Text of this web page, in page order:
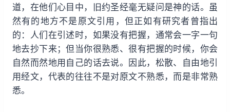
道，在他们心目中，旧约圣经毫无疑问是神的话。虽
然有的地方不是原文引用，但正如有研究者曾指出
的：人们在引述时，如果没有把握，通常会一字一句
地去抄下来；但当你很熟悉、很有把握的时候，你会
自然而然地用自己的话去说。因此，松散、自由地引
用经文，代表的往往不是对原文不熟悉，而是非常熟
悉。